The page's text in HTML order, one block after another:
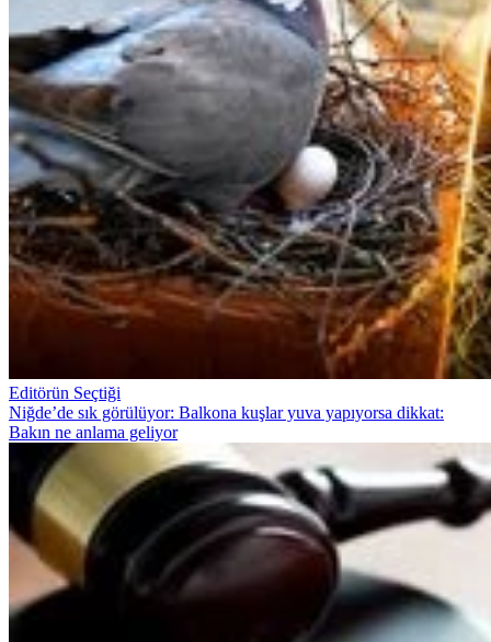
Editörün Seçtiği
Niğde’de sık görülüyor: Balkona kuşlar yuva yapıyorsa dikkat:
Bakın ne anlama geliyor